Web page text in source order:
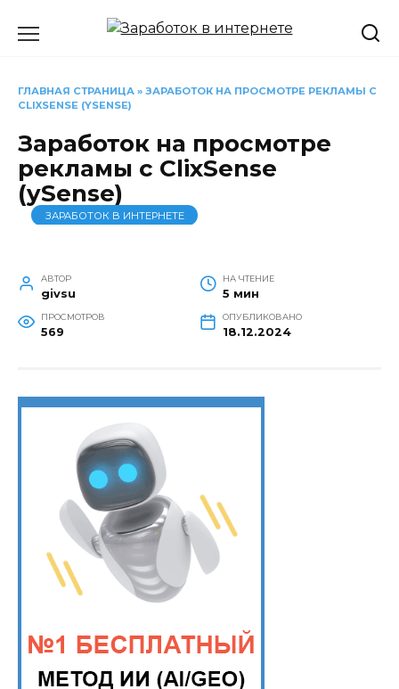
ГЛАВНАЯ СТРАНИЦА » ЗАРАБОТОК НА ПРОСМОТРЕ РЕКЛАМЫ С
CLIXSENSE (YSENSE)
Заработок на просмотре
рекламы с ClixSense
(ySense)
ЗАРАБОТОК В ИНТЕРНЕТЕ
АВТОР
givsu
НА ЧТЕНИЕ
5 мин
ПРОСМОТРОВ
569
ОПУБЛИКОВАНО
18.12.2024